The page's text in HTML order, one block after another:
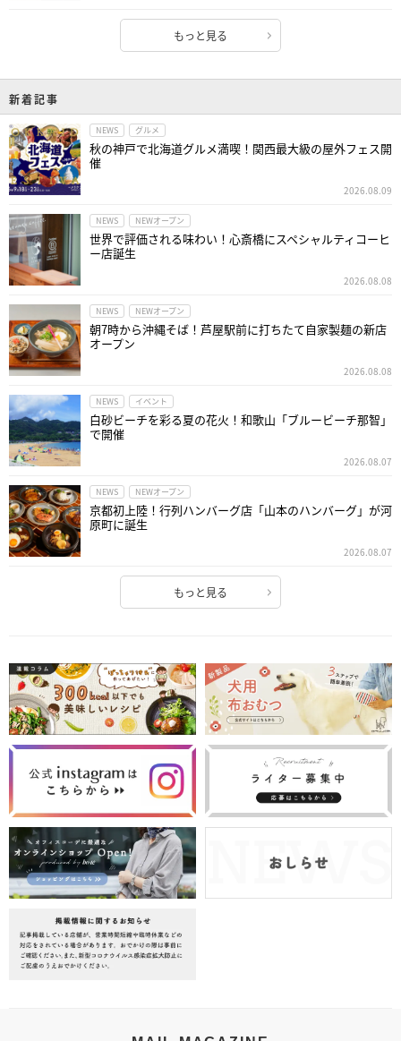
もっと見る
新着記事
NEWS グルメ
秋の神戸で北海道グルメ満喫！関西最大級の屋外フェス開
催
2026.08.09
NEWS NEWオープン
世界で評価される味わい！心斎橋にスペシャルティコーヒ
ー店誕生
2026.08.08
NEWS NEWオープン
朝7時から沖縄そば！芦屋駅前に打ちたて自家製麺の新店
オープン
2026.08.08
NEWS イベント
白砂ビーチを彩る夏の花火！和歌山「ブルービーチ那智」
で開催
2026.08.07
NEWS NEWオープン
京都初上陸！行列ハンバーグ店「山本のハンバーグ」が河
原町に誕生
2026.08.07
もっと見る